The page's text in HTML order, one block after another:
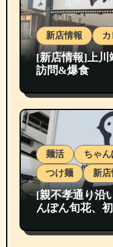
新店情報
[新店情報]上川
訪問&爆食
麺活 ちゃ
つけ麺
新店
[親不孝通り沿
んぽん旬花、